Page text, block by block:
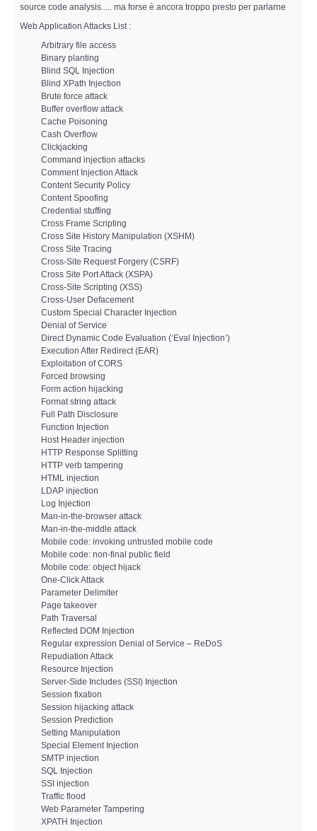
Indagini Smartphone,Tablet
Copia/Acquisizione Forense
Bonifiche Digitali
Forensics Readiness
Incident Response
Copia/Acquisizione Forense Web
Indagini persone scomparse
Remote Digital Forensics
Acquisizione Forense remota
Sblocco PIN Smartphone
Recupero dati
Prevenzione Frode
CYBER SECURITY
Security Management
Risk Management
Incident Handling & Response
Log Management & SIEM
Vulnerability Assesment & Pen Test
BC & DR
Data Breach
A & C
Privacy & GDPR
Resp. Amministrativa dlsg 231
source code analysis..... ma forse è ancora troppo presto per parlarne
Web Application Attacks List :
Arbitrary file access
Binary planting
Blind SQL Injection
Blind XPath Injection
Brute force attack
Buffer overflow attack
Cache Poisoning
Cash Overflow
Clickjacking
Command injection attacks
Comment Injection Attack
Content Security Policy
Content Spoofing
Credential stuffing
Cross Frame Scripting
Cross Site History Manipulation (XSHM)
Cross Site Tracing
Cross-Site Request Forgery (CSRF)
Cross Site Port Attack (XSPA)
Cross-Site Scripting (XSS)
Cross-User Defacement
Custom Special Character Injection
Denial of Service
Direct Dynamic Code Evaluation (‘Eval Injection’)
Execution After Redirect (EAR)
Exploitation of CORS
Forced browsing
Form action hijacking
Format string attack
Full Path Disclosure
Function Injection
Host Header injection
HTTP Response Splitting
HTTP verb tampering
HTML injection
LDAP injection
Log Injection
Man-in-the-browser attack
Man-in-the-middle attack
Mobile code: invoking untrusted mobile code
Mobile code: non-final public field
Mobile code: object hijack
One-Click Attack
Parameter Delimiter
Page takeover
Path Traversal
Reflected DOM Injection
Regular expression Denial of Service – ReDoS
Repudiation Attack
Resource Injection
Server-Side Includes (SSI) Injection
Session fixation
Session hijacking attack
Session Prediction
Setting Manipulation
Special Element Injection
SMTP injection
SQL Injection
SSI injection
Traffic flood
Web Parameter Tampering
XPATH Injection